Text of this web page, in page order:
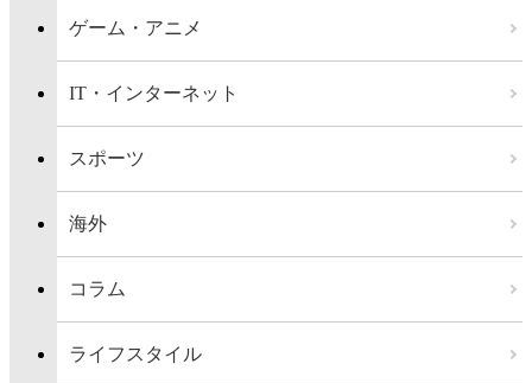
ゲーム・アニメ
IT・インターネット
スポーツ
海外
コラム
ライフスタイル